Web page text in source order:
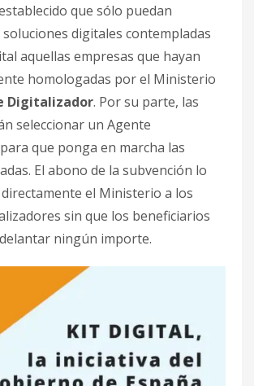
que sólo puedan
digitales contempladas
aquellas empresas que hayan
homologadas por el Ministerio
Digitalizador. Por su parte, las
seleccionar un Agente
que ponga en marcha las
El abono de la subvención lo
el Ministerio a los
sin que los beneficiarios
ningún importe.